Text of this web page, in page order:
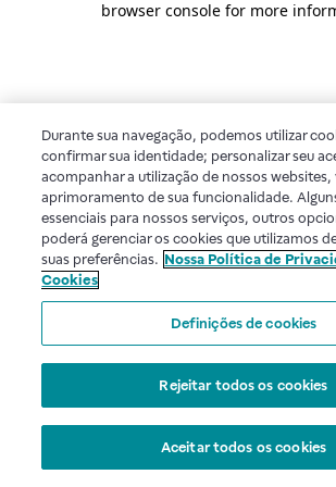
browser console for more
Durante sua navegação, podemos utilizar
confirmar sua identidade; personalizar seu
acompanhar a utilização de nossos websites,
aprimoramento de sua funcionalidade.
essenciais para nossos serviços, outros
poderá gerenciar os cookies que utilizamos
suas preferências. Nossa Política de
Cookies
Definições de cookies
Rejeitar todos os cookies
Aceitar todos os cookies